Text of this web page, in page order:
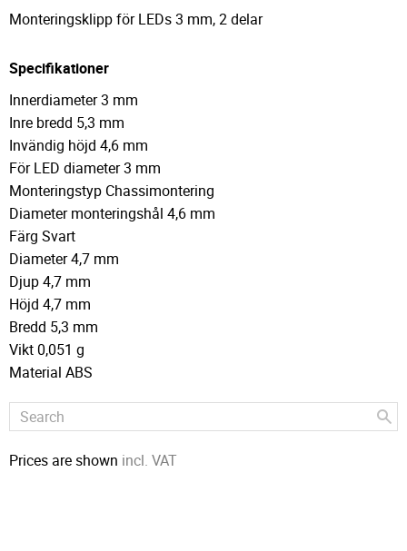
Monteringsklipp för LEDs 3 mm, 2 delar
Specifikationer
Innerdiameter 3 mm
Inre bredd 5,3 mm
Invändig höjd 4,6 mm
För LED diameter 3 mm
Monteringstyp Chassimontering
Diameter monteringshål 4,6 mm
Färg Svart
Diameter 4,7 mm
Djup 4,7 mm
Höjd 4,7 mm
Bredd 5,3 mm
Vikt 0,051 g
Material ABS
Prices are shown incl. VAT